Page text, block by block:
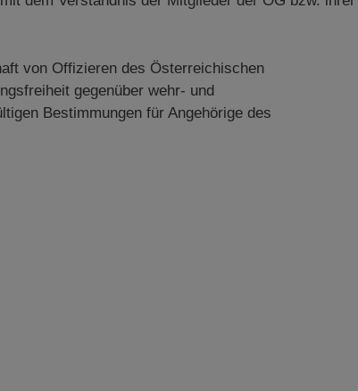
von Offizieren des Österreichischen
gegenüber wehr- und
Bestimmungen für Angehörige des